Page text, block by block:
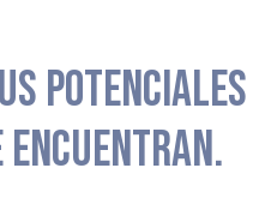
POTENCIALES